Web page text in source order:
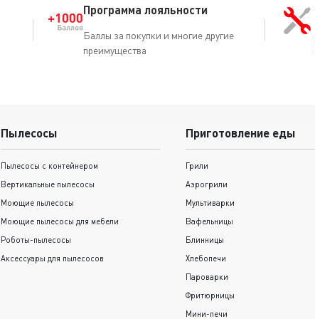
Программа лояльности
Баллы за покупки и многие другие
преимущества
Пылесосы
Пылесосы с контейнером
Вертикальные пылесосы
Моющие пылесосы
Моющие пылесосы для мебели
Роботы-пылесосы
Аксессуары для пылесосов
Приготовление еды
Грили
Аэрогрили
Мультиварки
Вафельницы
Блинницы
Хлебопечи
Пароварки
Фритюрницы
Мини-печи